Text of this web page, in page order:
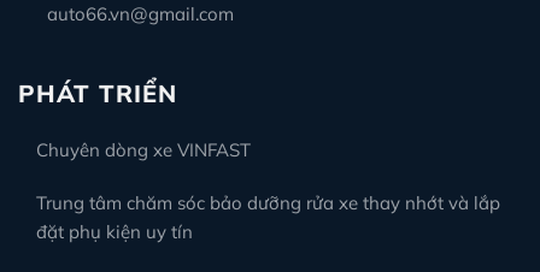
auto66.vn@gmail.com
PHÁT TRIỂN
Chuyên dòng xe VINFAST
Trung tâm chăm sóc bảo dưỡng rửa xe thay nhớt và lắp
đặt phụ kiện uy tín